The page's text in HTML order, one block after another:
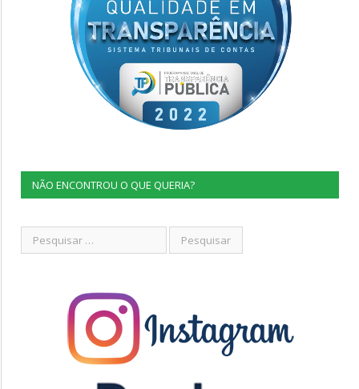
NÃO ENCONTROU O QUE QUERIA?